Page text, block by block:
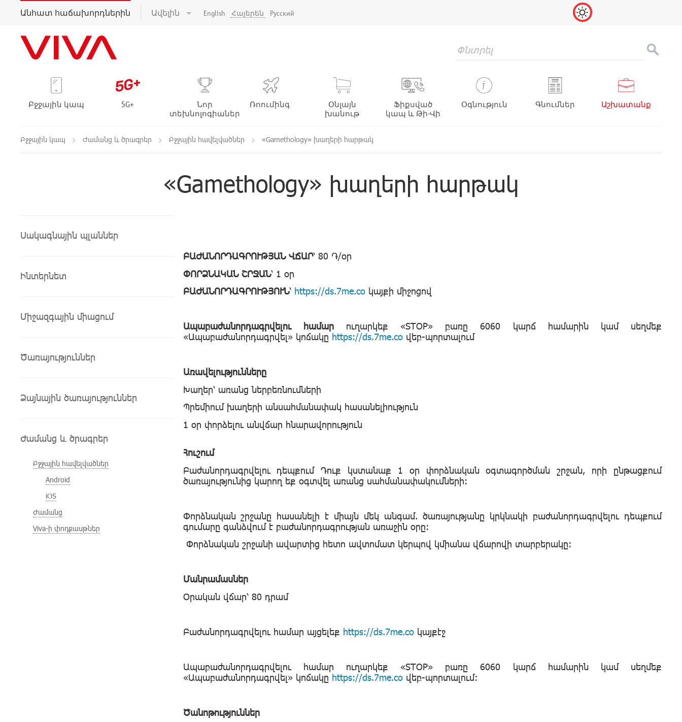
Անհատ հաճախորդներին Ավելին English Հայերեն Русский
Բջջային կապ 5G+
Նոր
տեխնոլոգիաներ
Ռոումինգ
Օնլայն
խանութ
Ֆիքսված
կապ և Թի-Վի
Օգնություն Գնումներ Աշխատանք
Բջջային կապ Ժամանց և ծրագրեր Բջջային հավելվածներ «Gamethology» խաղերի հարթակ
«Gamethology» խաղերի հարթակ
Սակագնային պլաններ
Ինտերնետ
Միջազգային միացում
Ծառայություններ
Ձայնային ծառայություններ
Ժամանց և ծրագրեր
Բջջային հավելվածներ
Android
iOS
Ժամանց
Viva-ի փոդքասթներ
ԲԱԺԱՆՈՐԴԱԳՐՈՒԹՅԱՆ ՎՃԱՐ՝ 80 ֏/օր
ՓՈՐՁՆԱԿԱՆ ՇՐՋԱՆ՝ 1 օր
ԲԱԺԱՆՈՐԴԱԳՐՈՒԹՅՈՒՆ՝ https://ds.7me.coկայքի միջոցով
Ապաբաժանորդագրվելու համարուղարկեք «STOP» բառը6060 կարճ համարին կամ սեղմեք
«Ապաբաժանորդագրվել» կոճակը https://ds.7me.co վեբ-պորտալում
Առավելությունները
Խաղեր՝ առանց ներբեռնումների
Պրեմիում խաղերի անսահմանափակ հասանելիություն
1 օր փորձելու անվճար հնարավորություն
Հուշում
Բաժանորդագրվելու դեպքում Դուք կստանաք 1 օր փորձնական օգտագործման շրջան, որի ընթացքում
ծառայությունից կարող եք օգտվել առանց սահմանափակումների:
Փորձնական շրջանը հասանելի է միայն մեկ անգամ. ծառայությանը կրկնակի բաժանորդագրվելու դեպքում
գումարը գանձվում է բաժանորդագրության առաջին օրը:
Փորձնական շրջանի ավարտից հետո ավտոմատ կերպով կմիանա վճարովի տարբերակը:
Մանրամասներ
Օրական վճար՝ 80 դրամ
Բաժանորդագրվելու համար այցելեք https://ds.7me.co կայքէջ
Ապաբաժանորդագրվելու համար ուղարկեք «STOP» բառը6060 կարճ համարին կամ սեղմեք
«Ապաբաժանորդագրվել» կոճակը https://ds.7me.co վեբ-պորտալում:
Ծանոթություններ